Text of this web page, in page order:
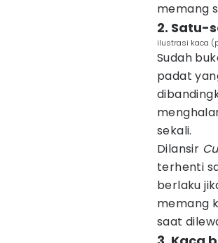
memang
2. Satu-
ilustrasi kaca
Sudah
padat
sekali.
Dilansir
terhenti
berlaku
memang
saat